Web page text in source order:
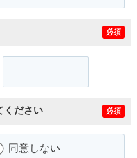
必須
ください 必須
同意しない